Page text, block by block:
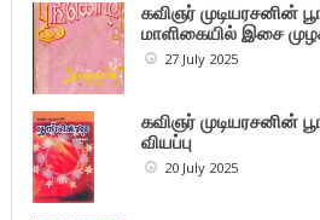
கவிஞர் முடியரசனின்
மாளிகையில் இசை
27 July 2025
கவிஞர் முடியரசனின்
வியப்பு
20 July 2025